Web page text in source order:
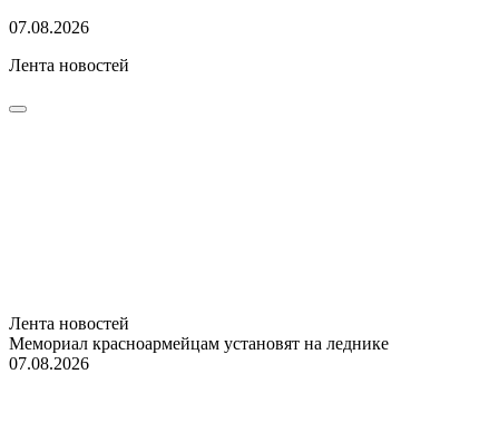
07.08.2026
Лента новостей
Лента новостей
Мемориал красноармейцам установят на леднике
07.08.2026